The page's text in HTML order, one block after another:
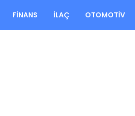
FINANS İLAÇ OTOMOTIV